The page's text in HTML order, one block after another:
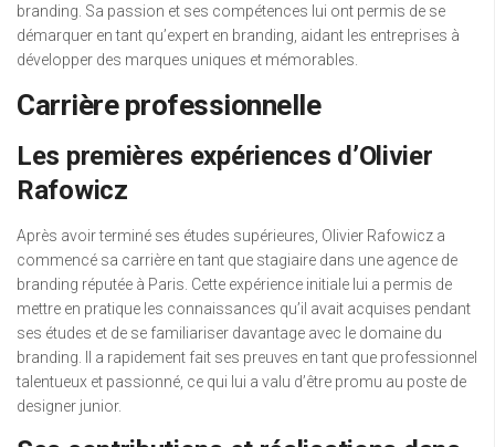
branding. Sa passion et ses compétences lui ont permis de se
démarquer en tant qu’expert en branding, aidant les entreprises à
développer des marques uniques et mémorables.
Carrière professionnelle
Les premières expériences d’Olivier
Rafowicz
Après avoir terminé ses études supérieures, Olivier Rafowicz a
commencé sa carrière en tant que stagiaire dans une agence de
branding réputée à Paris. Cette expérience initiale lui a permis de
mettre en pratique les connaissances qu’il avait acquises pendant
ses études et de se familiariser davantage avec le domaine du
branding. Il a rapidement fait ses preuves en tant que professionnel
talentueux et passionné, ce qui lui a valu d’être promu au poste de
designer junior.